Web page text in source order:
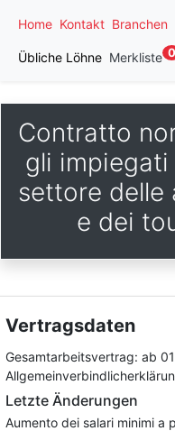
Home Kontakt Branchen
Übliche Löhne Merkliste 0
Contratto
gli
settore delle
e dei
Vertragsdaten
Gesamtarbeitsvertrag: ab
Letzte Änderungen
Aumento dei salari minimi a